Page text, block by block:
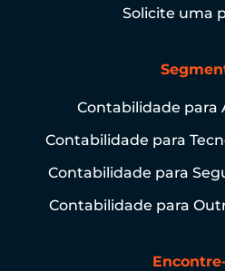
Solicite uma
Contabilidade para
Contabilidade para
Contabilidade para
Contabilidade para